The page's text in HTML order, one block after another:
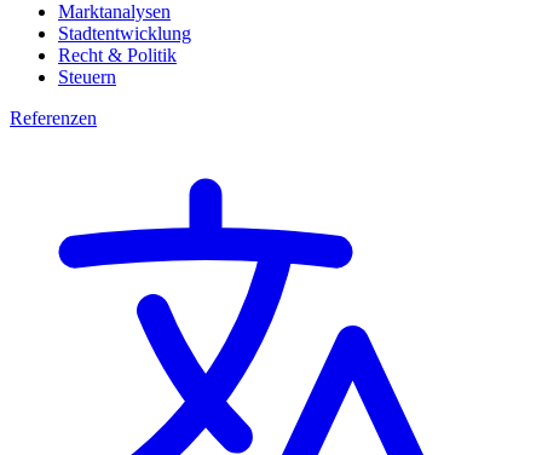
Marktanalysen
Stadtentwicklung
Recht & Politik
Steuern
Referenzen